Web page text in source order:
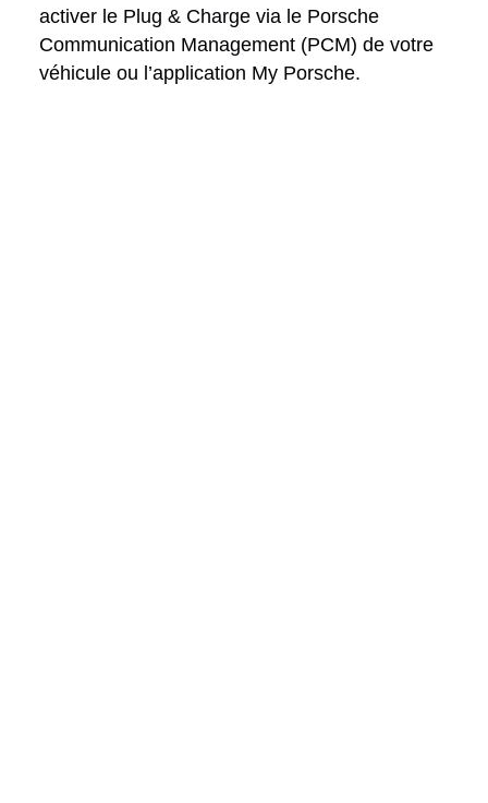
activer le Plug & Charge via le Porsche
Communication Management (PCM) de votre
véhicule ou l’application My Porsche.